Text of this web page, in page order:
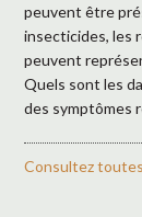
peuvent être
insecticides, les
peuvent
Quels sont les
des symptômes
Consultez